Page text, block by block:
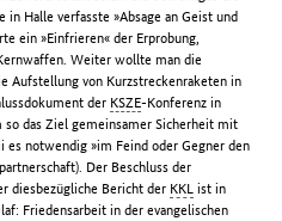
in Halle verfasste »Absage an Geist und
ein »Einfrieren« der Erprobung,
Weiter wollte man die
Aufstellung von Kurzstreckenraketen in
der KSZE-Konferenz in
so das Ziel gemeinsamer Sicherheit mit
notwendig »im Feind oder Gegner den
Der Beschluss der
diesbezügliche Bericht der KKL ist in
Friedensarbeit in der evangelischen